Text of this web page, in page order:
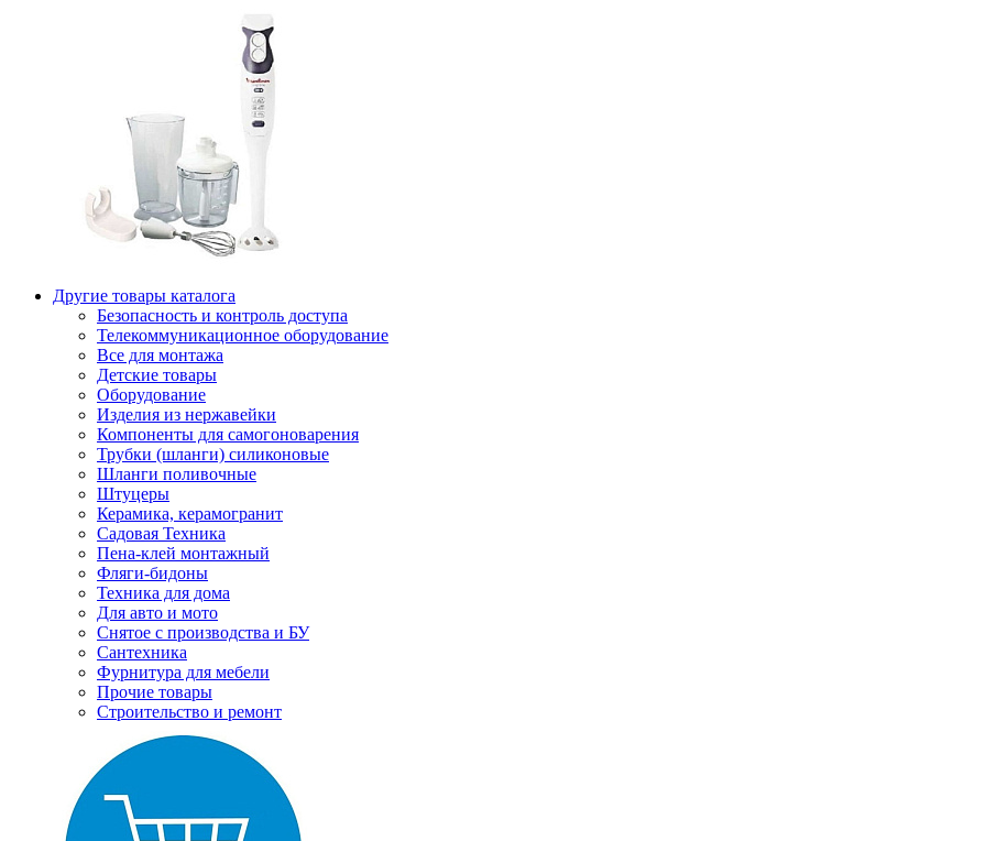
Другие товары каталога
Безопасность и контроль доступа
Телекоммуникационное оборудование
Все для монтажа
Детские товары
Оборудование
Изделия из нержавейки
Компоненты для самогоноварения
Трубки (шланги) силиконовые
Шланги поливочные
Штуцеры
Керамика, керамогранит
Садовая Техника
Пена-клей монтажный
Фляги-бидоны
Техника для дома
Для авто и мото
Снятое с производства и БУ
Сантехника
Фурнитура для мебели
Прочие товары
Строительство и ремонт